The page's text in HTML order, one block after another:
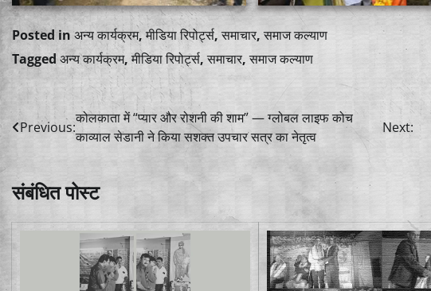
Posted inअन्य कार्यक्रम,मीडिया रिपोर्ट्स,समाचार,समाज कल्याण
Tagged अन्य कार्यक्रम,मीडिया रिपोर्ट्स,समाचार,समाज कल्याण
Post
navigation
Previous:
कोलकाता में “प्यार और रोशनी की शाम” — ग्लोबल लाइफ कोच
काव्याल सेडानी ने किया सशक्त उपचार सत्र का नेतृत्व
Next:
संबंधित पोस्ट